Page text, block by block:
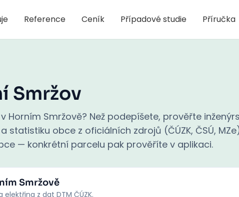
Reference Ceník Případové studie Příručka
Smržov
Horním Smržově? Než podepíšete, prověřte
statistiku obce z oficiálních zdrojů (ČÚZK, ČSÚ,
— konkrétní parcelu pak prověříte v aplikaci.
Smržově
z dat DTM ČÚZK.